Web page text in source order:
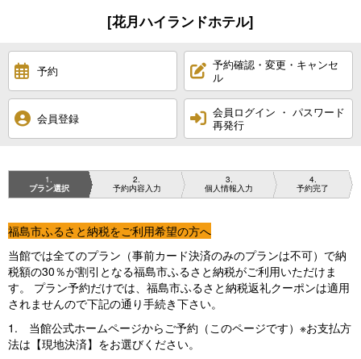
[花月ハイランドホテル]
予約
予約確認・変更・キャンセ
ル
会員登録
会員ログイン ・ パスワード
再発行
1
プラン選択
2
予約内容入力
3
個人情報入力
4
予約完了
福島市ふるさと納税をご利用希望の方へ
当館では全てのプラン（事前カード決済のみのプランは不可）で納
税額の30％が割引となる福島市ふるさと納税がご利用いただけま
す。 プラン予約だけでは、福島市ふるさと納税返礼クーポンは適用
されませんので下記の通り手続き下さい。
1. 当館公式ホームページからご予約（このページです）※お支払方
法は【現地決済】をお選びください。